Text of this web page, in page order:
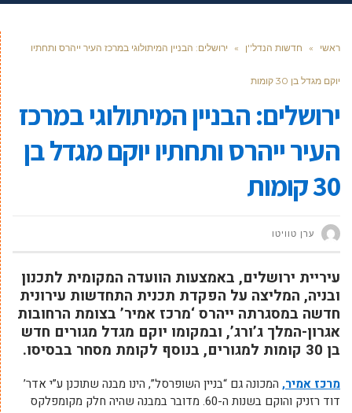
ראשי » חדשות הנדל''ן » ירושלים: הבניין המיתולוגי במרכז העיר ייהרס ותחתיו
יוקם מגדל בן 30 קומות
ירושלים: הבניין המיתולוגי במרכז
העיר ייהרס ותחתיו יוקם מגדל בן
30 קומות
ערן טוויטו
עיריית ירושלים, באמצעות הוועדה המקומית לתכנון
ובניה, המליצה על הפקדת תכנית התחדשות עירונית
חדשה במסגרתה ייהרס ‘מרכז אמיר’ בצומת הרחובות
אגרון-המלך ג’ורג’, ובמקומו יוקם מגדל מגורים חדש
בן 30 קומות למגורים, בנוסף לקומת מסחר בבסיסו.
מרכז אמיר, המכונה גם “בניין השופרסל”, הינו מבנה שתוכנן ע”י אדר’
דוד רזניק והוקם בשנות ה-60. מדובר במבנה שהיה חלק מקומפלקס